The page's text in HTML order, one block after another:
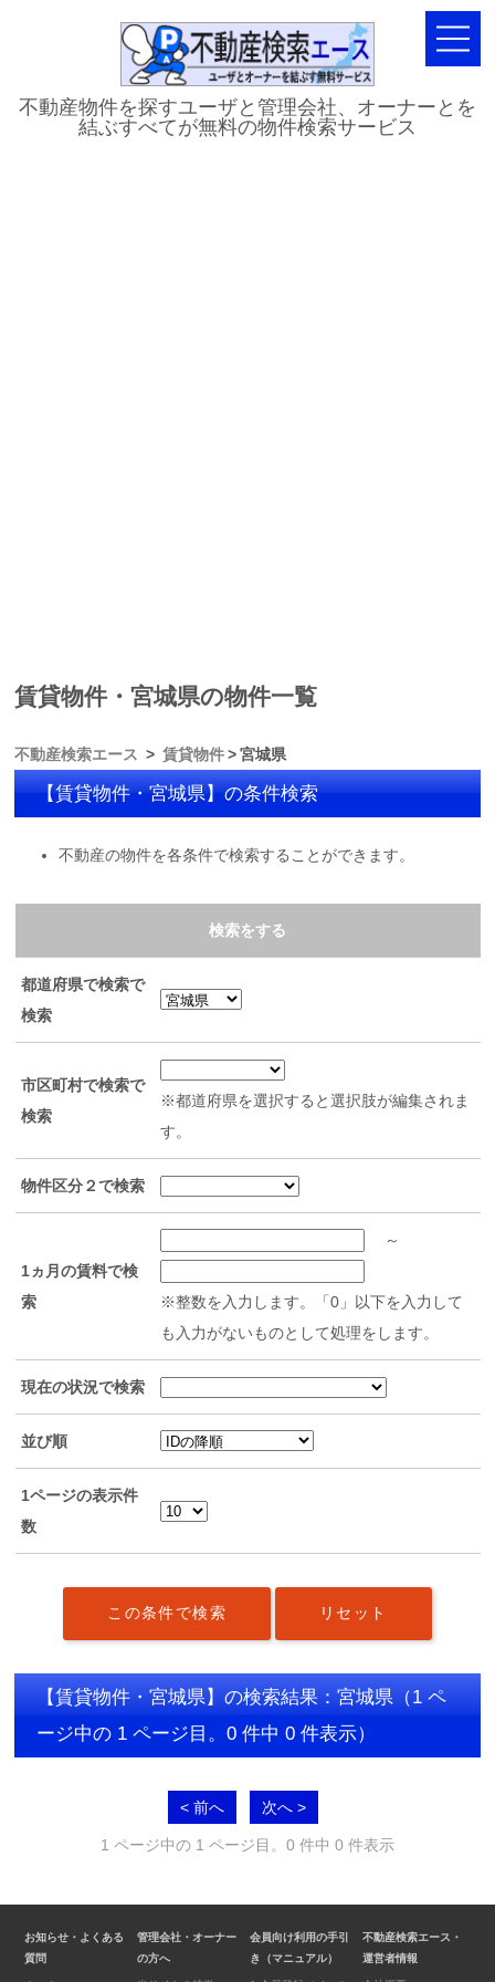
不動産物件を探すユーザと管理会社、オーナーとを
結ぶすべてが無料の物件検索サービス
賃貸物件・宮城県の物件一覧
不動産検索エース 賃貸物件 宮城県
【賃貸物件・宮城県】の条件検索
不動産の物件を各条件で検索することができます。
検索をする
都道府県で検索で
検索
市区町村で検索で
検索
※都道府県を選択すると選択肢が編集されま
す。
物件区分２で検索
1ヵ月の賃料で検
索
～
※整数を入力します。「0」以下を入力して
も入力がないものとして処理をします。
現在の状況で検索
並び順
1ページの表示件
数
【賃貸物件・宮城県】の検索結果：宮城県 （1 ペ
ージ中の 1 ページ目。0 件中 0 件表示）
< 前へ 次へ >
1 ページ中の 1 ページ目。0 件中 0 件表示
お知らせ・よくある
質問
管理会社・オーナー
の方へ
会員向け利用の手引
き（マニュアル）
不動産検索エース・
運営者情報